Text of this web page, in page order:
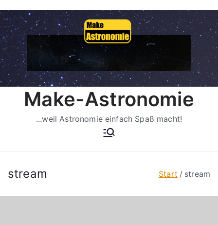
Inhalt
springen
Make-Astronomie
...weil Astronomie einfach Spaß macht!
stream Start stream